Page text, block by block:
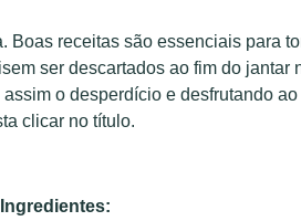
receitas são essenciais para
ser descartados ao fim do jantar
o desperdício e desfrutando
clicar no título.
Ingredientes: